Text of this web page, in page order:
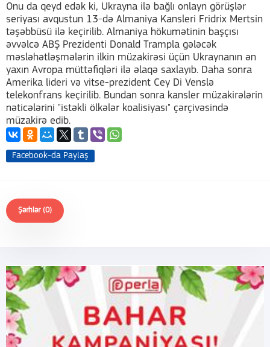
Onu da qeyd edək ki, Ukrayna ilə bağlı onlayn görüşlər
seriyası avqustun 13-də Almaniya Kansleri Fridrix Mertsin
təşəbbüsü ilə keçirilib. Almaniya hökumətinin başçısı
əvvəlcə ABŞ Prezidenti Donald Trampla gələcək
məsləhətləşmələrin ilkin müzakirəsi üçün Ukraynanın ən
yaxın Avropa müttəfiqləri ilə əlaqə saxlayıb. Daha sonra
Amerika lideri və vitse-prezident Cey Di Venslə
telekonfrans keçirilib. Bundan sonra kansler müzakirələrin
nəticələrini "istəkli ölkələr koalisiyası" çərçivəsində
müzakirə edib.
Facebook-da Paylaş
Şərhlər (0)